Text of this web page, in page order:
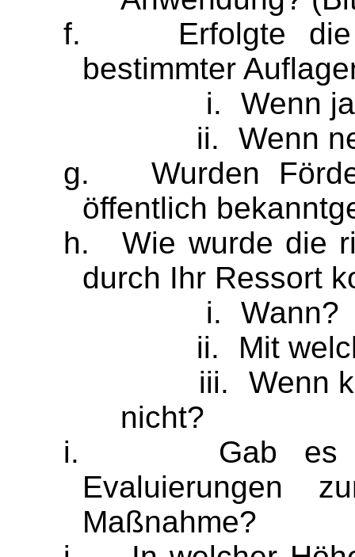
f.
Erfolgte
bestimmter
i.
Wenn
ii.
Wenn
g.
Wurden
öffentlich
h.
Wie wurde die
durch Ihr Ressort
i.
Wann?
ii.
Mit
iii.
Wenn
nicht?
i.
Gab es
Evaluierungen
Maßnahme?